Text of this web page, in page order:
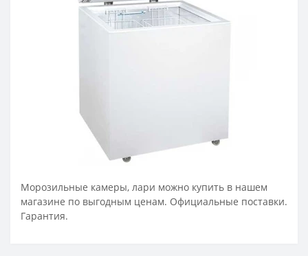
Морозильные камеры, лари можно купить в нашем
магазине по выгодным ценам. Официальные поставки.
Гарантия.